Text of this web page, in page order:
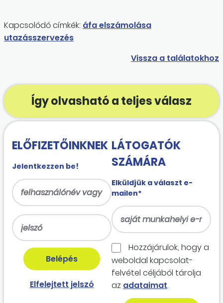
Kapcsolódó címkék: áfa elszámolása
utazásszervezés
Vissza a találatokhoz
Így olvasható a teljes válasz
ELŐFIZETŐINKNEK
Jelentkezzen be!
Elfelejtett jelszó
LÁTOGATÓK
SZÁMÁRA
Elküldjük a választ e-
mailen*
Hozzájárulok, hogy a
weboldal kapcso­lat­
felvétel céljából tárolja
az adataimat.